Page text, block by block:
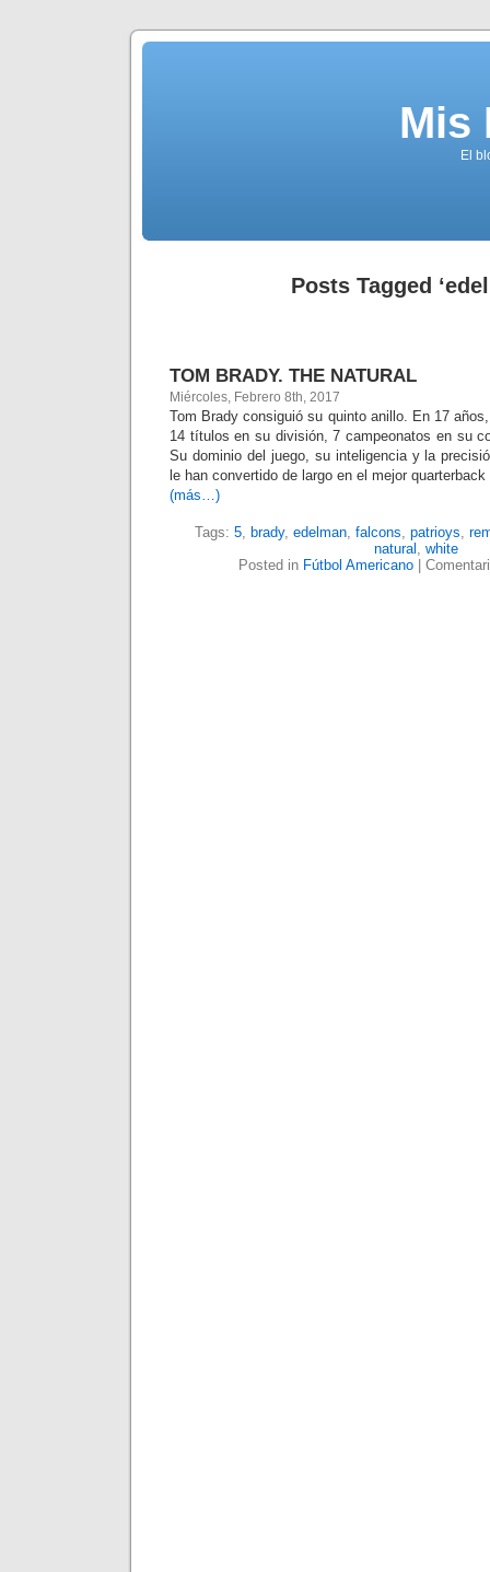
Mis
El
Posts Tagged
TOM BRADY. THE NATURAL
Miércoles, Febrero 8th, 2017
Tom Brady consiguió su quinto anillo. En 17
14 títulos en su división, 7 campeonatos en su
Su dominio del juego, su inteligencia y la
le han convertido de largo en el mejor
(más…)
Tags: 5, brady, edelman, falcons, patrioys,
natural , white
Posted in Fútbol Americano|